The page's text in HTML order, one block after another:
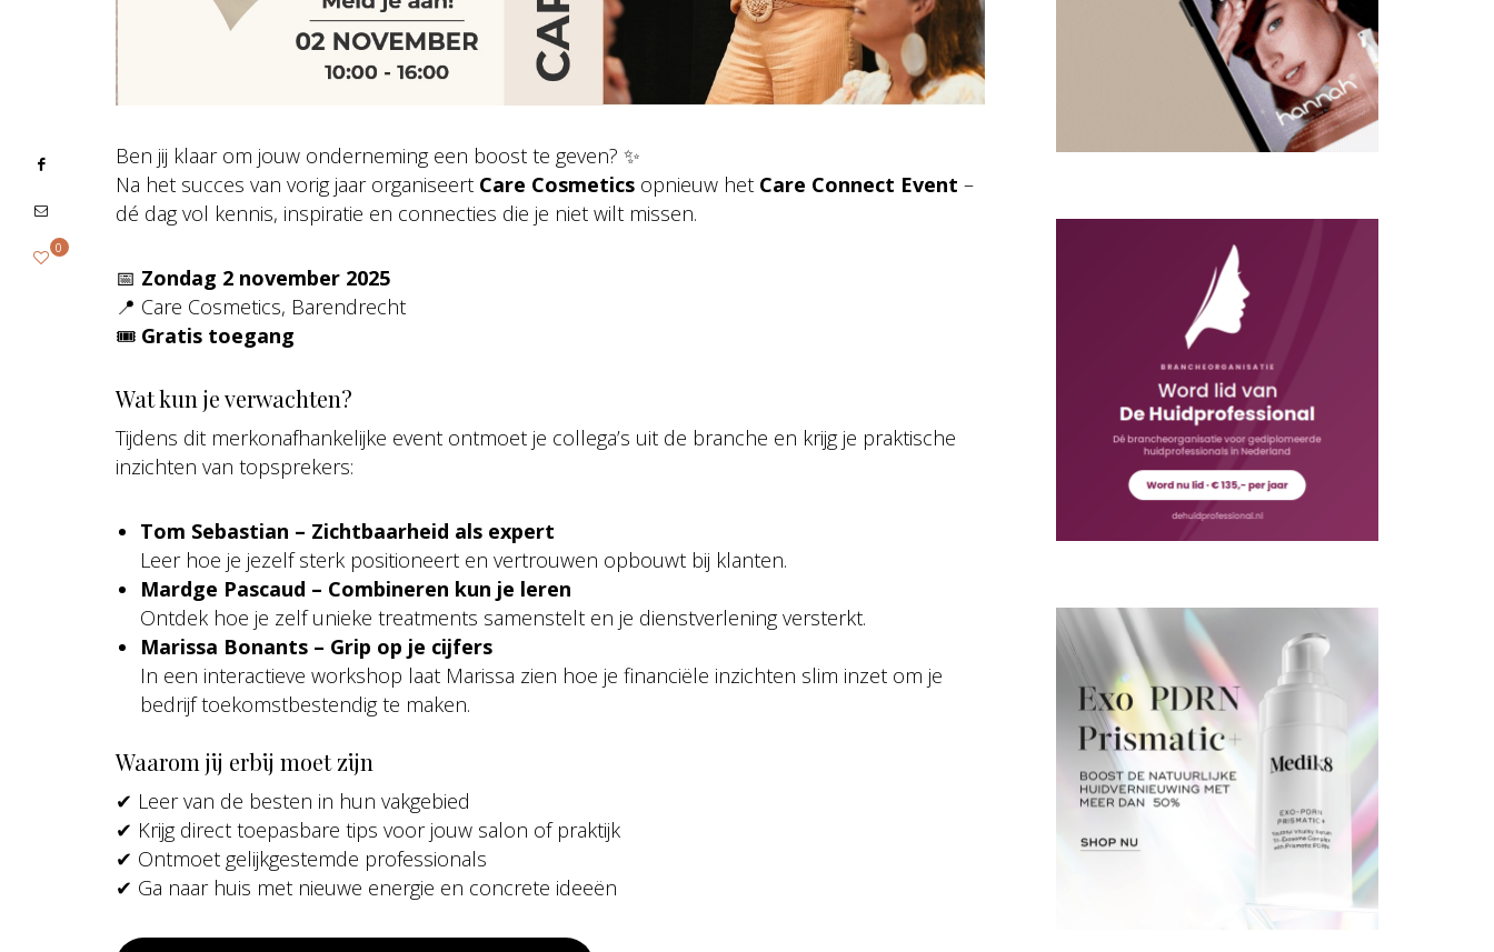
Ben jij klaar om jouw onderneming een boost te geven? ✨
Na het succes van vorig jaar organiseert Care Cosmetics opnieuw het Care Connect Event –
dé dag vol kennis, inspiratie en connecties die je niet wilt missen.
📅 Zondag 2 november 2025
📍 Care Cosmetics, Barendrecht
🎟️ Gratis toegang
Wat kun je verwachten?
Tijdens dit merkonafhankelijke event ontmoet je collega’s uit de branche en krijg je praktische
inzichten van topsprekers:
Tom Sebastian – Zichtbaarheid als expert
Leer hoe je jezelf sterk positioneert en vertrouwen opbouwt bij klanten.
Mardge Pascaud – Combineren kun je leren
Ontdek hoe je zelf unieke treatments samenstelt en je dienstverlening versterkt.
Marissa Bonants – Grip op je cijfers
In een interactieve workshop laat Marissa zien hoe je financiële inzichten slim inzet om je
bedrijf toekomstbestendig te maken.
Waarom jij erbij moet zijn
✔ Leer van de besten in hun vakgebied
✔ Krijg direct toepasbare tips voor jouw salon of praktijk
✔ Ontmoet gelijkgestemde professionals
✔ Ga naar huis met nieuwe energie en concrete ideeën
0